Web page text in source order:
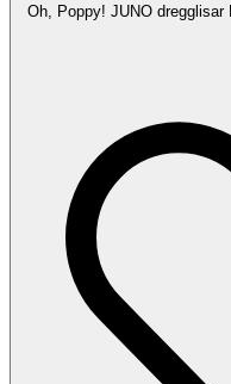
Oh, Poppy! JUNO